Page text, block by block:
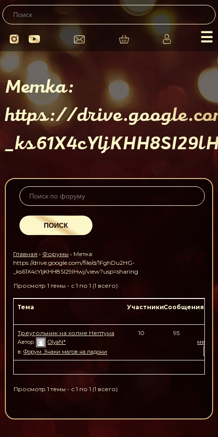
☰
Метка:
https://
Главная › Форумы › Метка:
https://drive.google.com/file/d/1FghDu2HG-
_ks61X4cYljKHH8SI29lHwj/view?usp=sharing
Просмотр 1 темы - с 1 по 1 (1 всего)
Тема УчастникиСообщения
Треугольник на холме Нептуна
Автор:
OlyaN*
в: Форум. Знаки магов на ладони
10 95
Просмотр 1 темы - с 1 по 1 (1 всего)